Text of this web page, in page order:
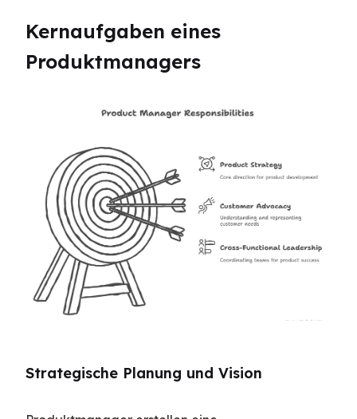
Kernaufgaben eines
Produktmanagers
Strategische Planung und Vision